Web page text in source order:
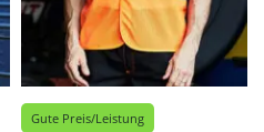
Gute Preis/Leistung